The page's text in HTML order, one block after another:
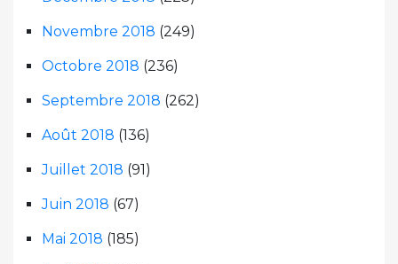
Novembre 2018 (249)
Octobre 2018 (236)
Septembre 2018 (262)
Août 2018 (136)
Juillet 2018 (91)
Juin 2018 (67)
Mai 2018 (185)